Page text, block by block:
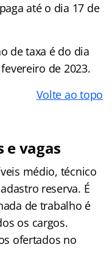
até o dia 17 de
de taxa é do dia
de 2023.
Volte ao topo
e vagas
médio, técnico
reserva. É
de trabalho é
os cargos.
ofertados no